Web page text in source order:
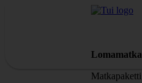
Matkapaketti